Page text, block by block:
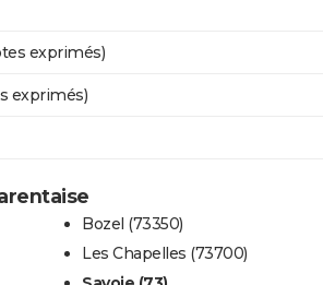
exprimés)
exprimés)
Bozel (73350)
Les Chapelles (73700)